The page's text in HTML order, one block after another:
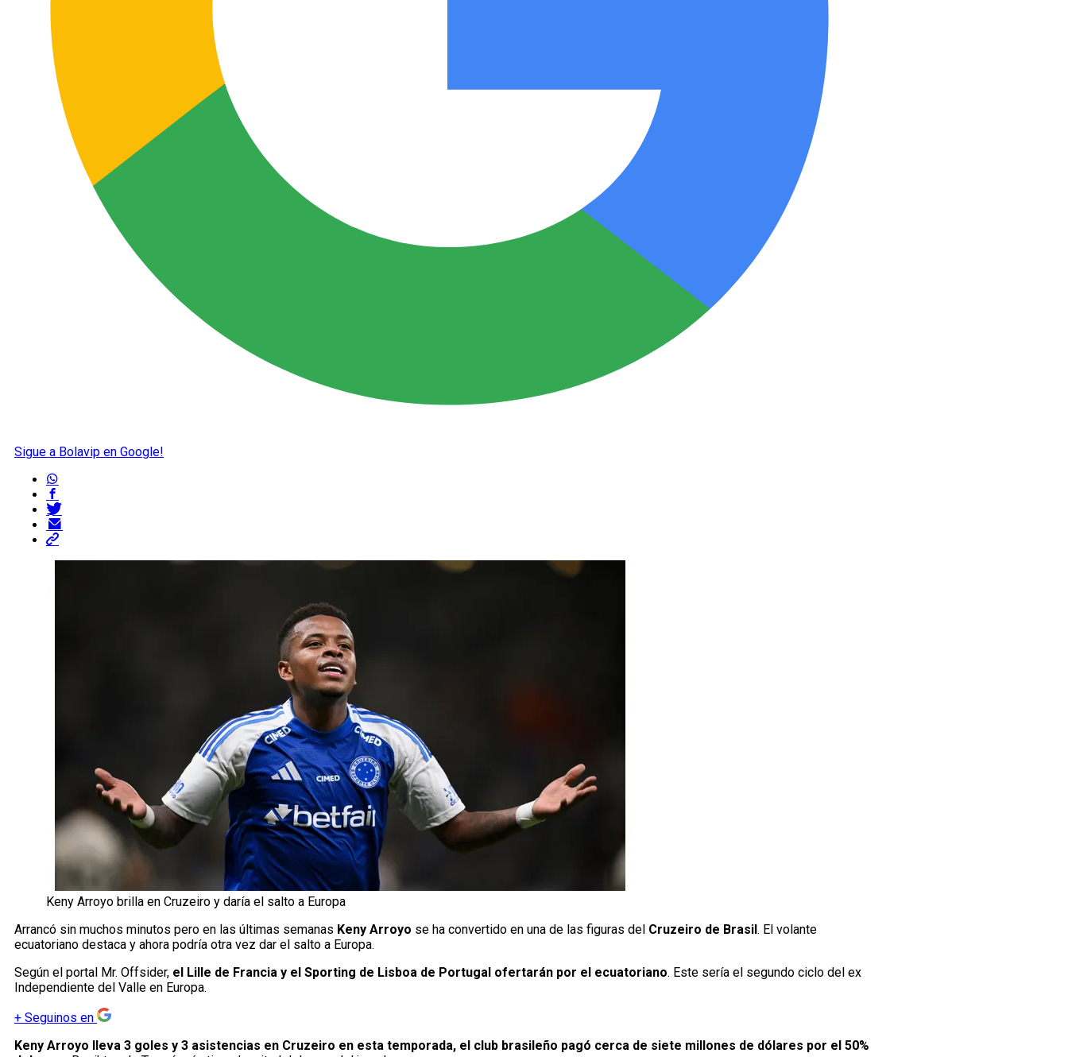
Sigue a Bolavip en Google!
Keny Arroyo brilla en Cruzeiro y daría el salto a Europa
Arrancó sin muchos minutos pero en las últimas semanas Keny Arroyo se ha convertido en una de las figuras del Cruzeiro de Brasil . El volante
ecuatoriano destaca y ahora podría otra vez dar el salto a Europa.
Según el portal Mr. Offsider, el Lille de Francia y el Sporting de Lisboa de Portugal ofertarán por el ecuatoriano. Este sería el segundo ciclo del ex
Independiente del Valle en Europa.
+ Seguinos en
Keny Arroyo lleva 3 goles y 3 asistencias en Cruzeiro en esta temporada, el club brasileño pagó cerca de siete millones de dólares por el 50%